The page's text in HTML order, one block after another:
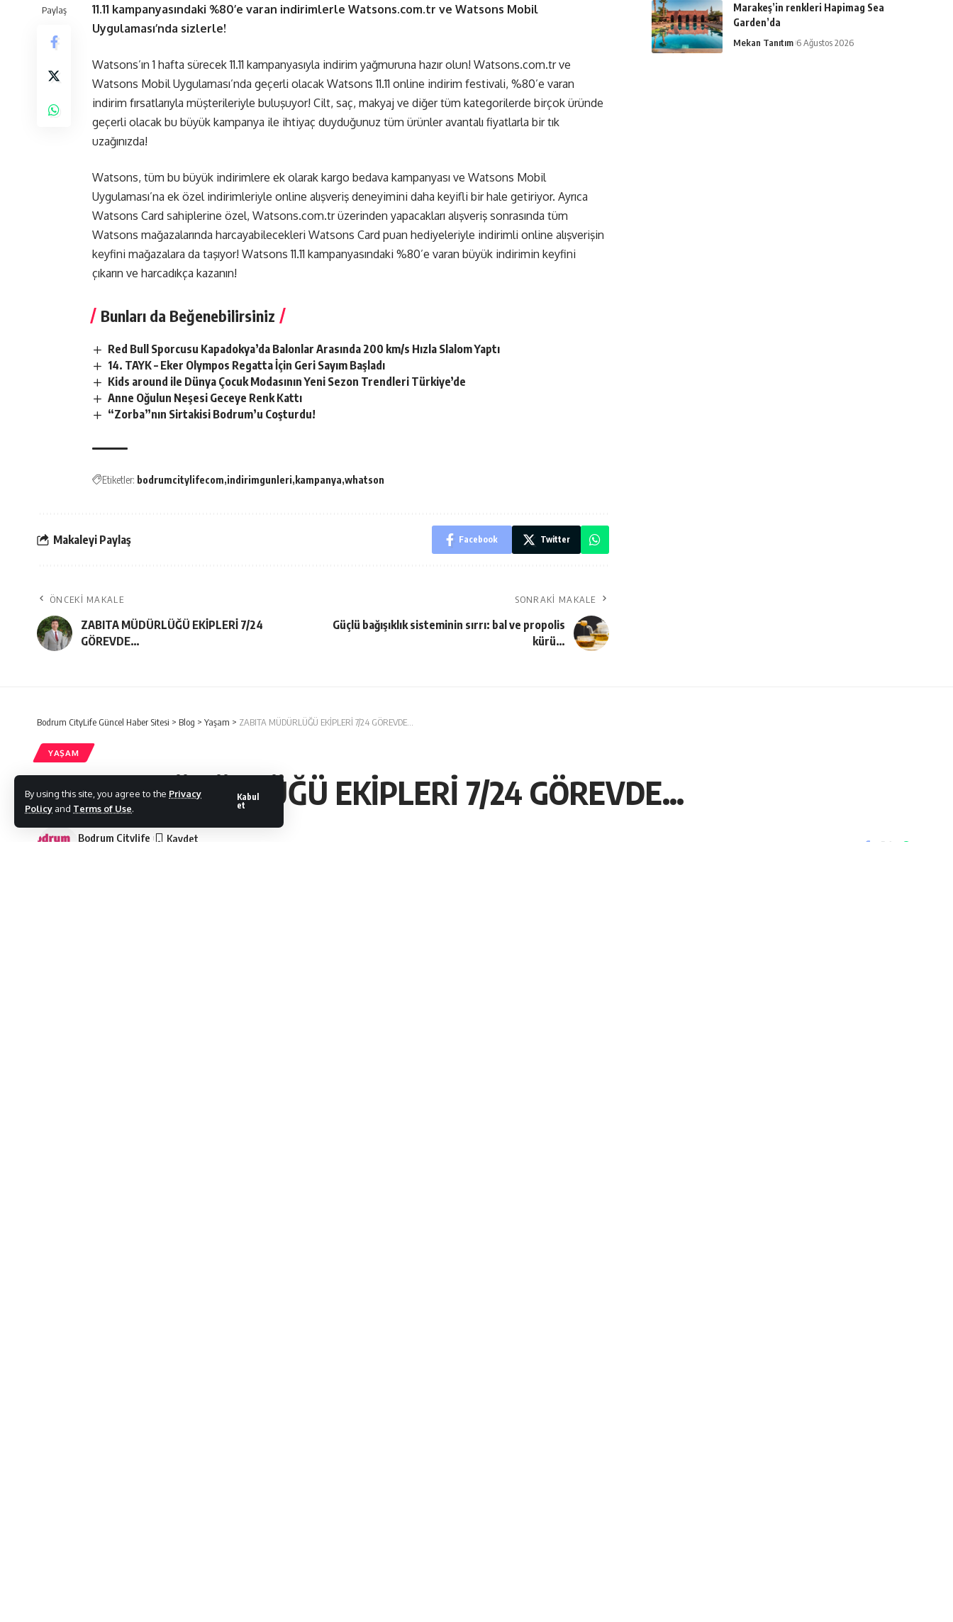
By using this site, you agree to the Privacy
Policy and Terms of Use.
Kabul
et
Paylaş
11.11 kampanyasındaki %80’e varan indirimlerle Watsons.com.tr ve Watsons Mobil
Uygulaması’nda sizlerle!
Watsons’ın 1 hafta sürecek 11.11 kampanyasıyla indirim yağmuruna hazır olun! Watsons.com.trve
Watsons Mobil Uygulaması’nda geçerli olacak Watsons 11.11 online indirim festivali, %80’e varan
indirim fırsatlarıyla müşterileriyle buluşuyor! Cilt, saç, makyaj ve diğer tüm kategorilerde birçok üründe
geçerli olacak bu büyük kampanya ile ihtiyaç duyduğunuz tüm ürünler avantalı fiyatlarla bir tık
uzağınızda!
Watsons, tüm bu büyük indirimlere ek olarak kargo bedava kampanyası ve Watsons Mobil
Uygulaması’na ek özel indirimleriyle online alışveriş deneyimini daha keyifli bir hale getiriyor. Ayrıca
Watsons Card sahiplerine özel, Watsons.com.trüzerinden yapacakları alışveriş sonrasında tüm
Watsons mağazalarında harcayabilecekleri Watsons Card puan hediyeleriyle indirimli online alışverişin
keyfini mağazalara da taşıyor! Watsons 11.11 kampanyasındaki %80’e varan büyük indirimin keyfini
çıkarın ve harcadıkça kazanın!
Bunları da Beğenebilirsiniz
Red Bull Sporcusu Kapadokya’da Balonlar Arasında 200 km/s Hızla Slalom Yaptı
14. TAYK – Eker Olympos Regatta İçin Geri Sayım Başladı
Kids around ile Dünya Çocuk Modasının Yeni Sezon Trendleri Türkiye’de
Anne Oğulun Neşesi Geceye Renk Kattı
“Zorba”nın Sirtakisi Bodrum’u Coşturdu!
Etiketler: bodrumcitylifecom indirimgunleri kampanya whatson
Makaleyi Paylaş Facebook Twitter
ÖNCEKI MAKALE
ZABITA MÜDÜRLÜĞÜ EKİPLERİ 7/24
GÖREVDE…
SONRAKI MAKALE
Güçlü bağışıklık sisteminin sırrı: bal ve propolis
kürü…
Marakeş’in renkleri Hapimag Sea
Garden’da
Mekan Tanıtım 6 Ağustos 2026
Bodrum CityLife Güncel Haber Sitesi > Blog > Yaşam > ZABITA MÜDÜRLÜĞÜ EKİPLERİ 7/24 GÖREVDE…
YAŞAM
ZABITA MÜDÜRLÜĞÜ EKİPLERİ 7/24 GÖREVDE…
Bodrum Citylife